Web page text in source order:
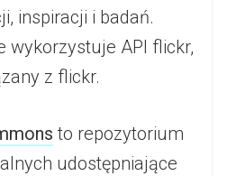
inspiracji i badań.
wykorzystuje API flickr,
z flickr.
to repozytorium
udostępniające